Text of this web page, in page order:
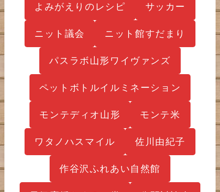
よみがえりのレシピ サッカー
ニット議会 ニット館すだまり
パスラボ山形ワイヴァンズ
ペットボトルイルミネーション
モンテディオ山形 モンテ米
ワタノハスマイル 佐川由紀子
作谷沢ふれあい自然館